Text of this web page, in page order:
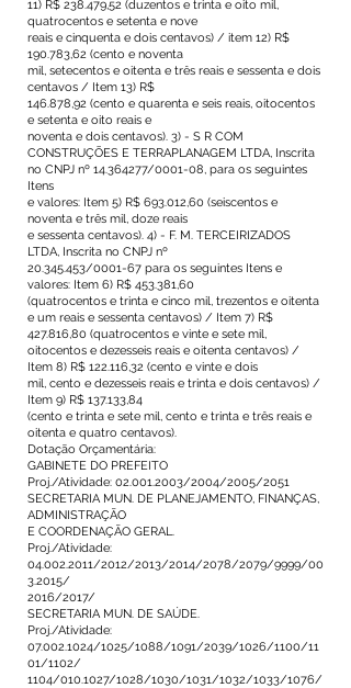
11) R$ 238.479,52 (duzentos e trinta e oito mil,
quatrocentos e setenta e nove
reais e cinquenta e dois centavos) / item 12) R$
190.783,62 (cento e noventa
mil, setecentos e oitenta e três reais e sessenta e dois
centavos / Item 13) R$
146.878,92 (cento e quarenta e seis reais, oitocentos
e setenta e oito reais e
noventa e dois centavos). 3) - S R COM
CONSTRUÇÕES E TERRAPLANAGEM LTDA, Inscrita
no CNPJ nº 14.364277/0001-08, para os seguintes
Itens
e valores: Item 5) R$ 693.012,60 (seiscentos e
noventa e três mil, doze reais
e sessenta centavos). 4) - F. M. TERCEIRIZADOS
LTDA, Inscrita no CNPJ nº
20.345.453/0001-67 para os seguintes Itens e
valores: Item 6) R$ 453.381,60
(quatrocentos e trinta e cinco mil, trezentos e oitenta
e um reais e sessenta centavos) / Item 7) R$
427.816,80 (quatrocentos e vinte e sete mil,
oitocentos e dezesseis reais e oitenta centavos) /
Item 8) R$ 122.116,32 (cento e vinte e dois
mil, cento e dezesseis reais e trinta e dois centavos) /
Item 9) R$ 137.133,84
(cento e trinta e sete mil, cento e trinta e três reais e
oitenta e quatro centavos).
Dotação Orçamentária:
GABINETE DO PREFEITO
Proj./Atividade: 02.001.2003/2004/2005/2051
SECRETARIA MUN. DE PLANEJAMENTO, FINANÇAS,
ADMINISTRAÇÃO
E COORDENAÇÃO GERAL.
Proj./Atividade:
04.002.2011/2012/2013/2014/2078/2079/9999/00
3.2015/
2016/2017/
SECRETARIA MUN. DE SAÚDE.
Proj./Atividade:
07.002.1024/1025/1088/1091/2039/1026/1100/11
01/1102/
1104/010.1027/1028/1030/1031/1032/1033/1076/